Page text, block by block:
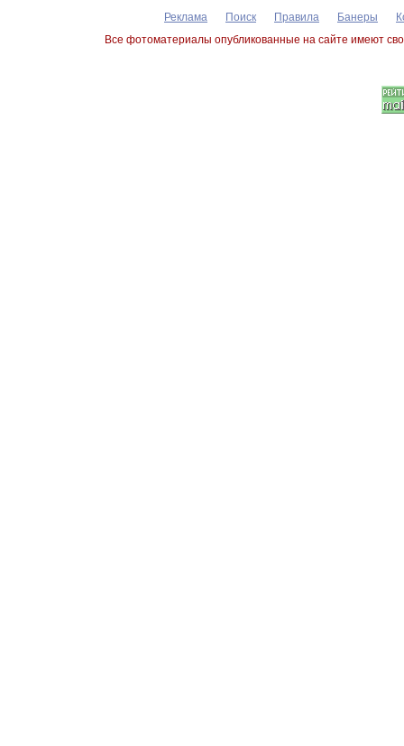
Реклама Поиск Правила Банеры
Все фотоматериалы опубликованные на сайте имеют